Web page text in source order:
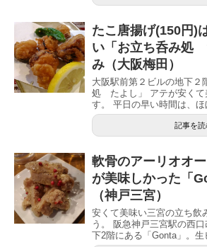
たこ唐揚げ(150円)
い「お立ち呑み処
み（大阪梅田）
大阪駅前第２ビルの地下２
処 たよし」 アテが安くて
す。 平日の早い時間は、
記事を読
軟骨のアーリオオー
が美味しかった「
（神戸三宮）
安くて美味い三宮の立ち飲
う。 阪急神戸三宮駅の西
下2階にある「Gonta」。